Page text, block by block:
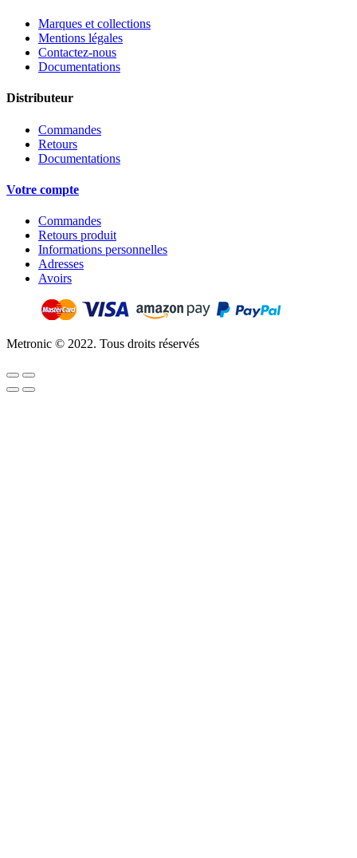
Marques et collections
Mentions légales
Contactez-nous
Documentations
Distributeur
Commandes
Retours
Documentations
Votre compte
Commandes
Retours produit
Informations personnelles
Adresses
Avoirs
Metronic © 2022. Tous droits réservés